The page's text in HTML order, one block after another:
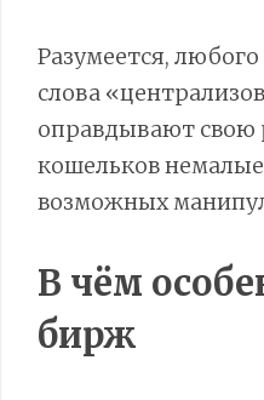
Разумеется,
слова
оправдывают свою
кошельков
возможных
В чём
бирж